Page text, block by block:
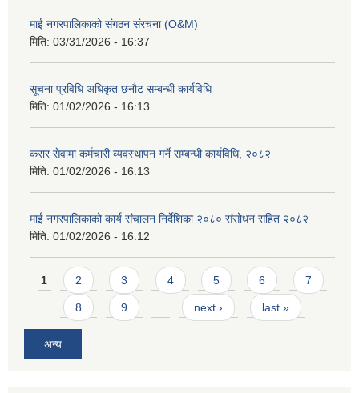
माई नगरपालिकाको संगठन संरचना (O&M)
मिति: 03/31/2026 - 16:37
सूचना प्रविधि अधिकृत छनौट सम्बन्धी कार्यविधि
मिति: 01/02/2026 - 16:13
करार सेवामा कर्मचारी व्यवस्थापन गर्ने सम्बन्धी कार्यविधि, २०८२
मिति: 01/02/2026 - 16:13
माई नगरपालिकाको कार्य संचालन निर्देशिका २०८० संसोधन सहित २०८२
मिति: 01/02/2026 - 16:12
Pages
1 2 3 4 5 6 7
8 9 next › last »
अन्य